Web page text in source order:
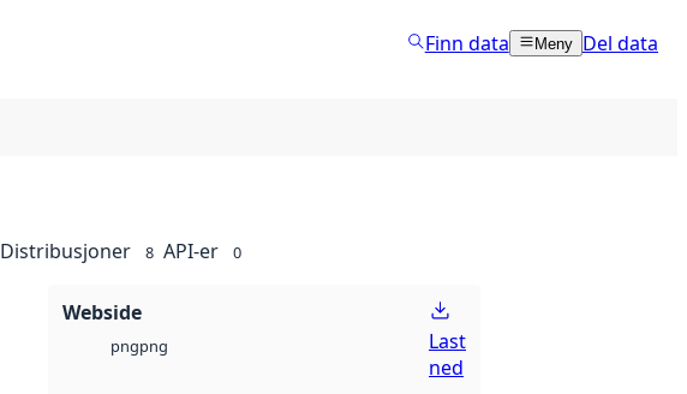
Finn data Meny Del data
Distribusjoner 8 API-er 0
Webside
pngpng
Last
ned